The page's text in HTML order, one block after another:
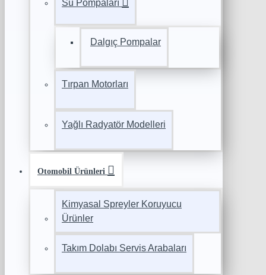
Su Pompaları
Dalgıç Pompalar
Tırpan Motorları
Yağlı Radyatör Modelleri
Otomobil Ürünleri
Kimyasal Spreyler Koruyucu
Ürünler
Takım Dolabı Servis Arabaları